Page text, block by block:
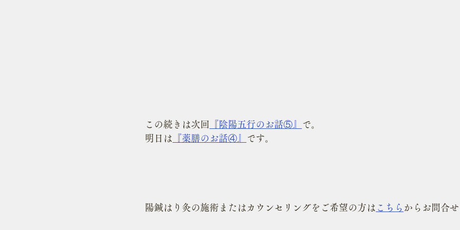
この続きは次回 『陰陽五行のお話⑤』
で。
明日は
『薬膳のお話④』 です。
陽鍼はり灸の施術またはカウンセリングをご希望の方は こちら からお問合せ